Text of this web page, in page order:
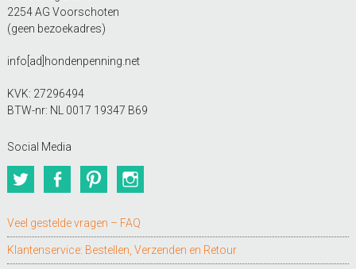
2254 AG Voorschoten
(geen bezoekadres)
info[ad]hondenpenning.net
KVK: 27296494
BTW-nr: NL 0017 19347 B69
Social Media
TwitterFacebookPinterest
Veel gestelde vragen – FAQ
Klantenservice: Bestellen, Verzenden en Retour